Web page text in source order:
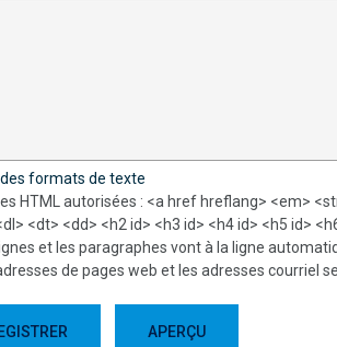
formats de texte
HTML autorisées : <a href hreflang> <em>
<dt> <dd> <h2 id> <h3 id> <h4 id> <h5 id>
lignes et les paragraphes vont à la ligne
adresses de pages web et les adresses